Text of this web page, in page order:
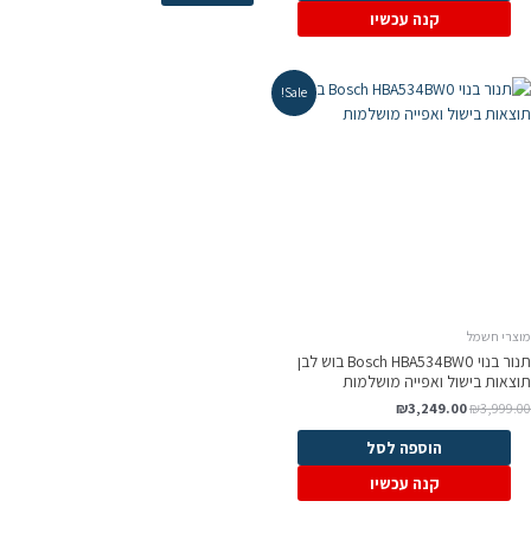
קנה עכשיו
Sale!
חשמל
תנור בנוי Bosch HBA534BW0 בוש לבן
בישול ואפייה מושלמות
₪
₪3,249.00
הוספה לסל
קנה עכשיו